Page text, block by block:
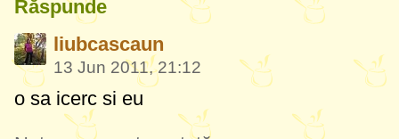
Răspunde
liubcascaun
13 Jun 2011, 21:12
o sa icerc si eu